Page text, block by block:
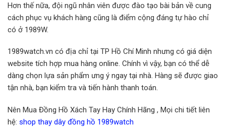
Hơn thế nữa, đội ngũ nhân viên được đào tạo bài bản về cung
cách phục vụ khách hàng cũng là điểm cộng đáng tự hào chỉ
có ở 1989W.
1989watch.vn có địa chỉ tại TP Hồ Chí Minh nhưng có giá diện
website tích hợp mua hàng online. Chính vì vậy, bạn có thể dễ
dàng chọn lựa sản phẩm ưng ý ngay tại nhà. Hàng sẽ được giao
tận nhà, bạn kiểm tra và tiến hành thanh toán.
Nên Mua Đồng Hồ Xách Tay Hay Chính Hãng , Mọi chi tiết liên
hệ: shop thay dây đồng hồ 1989watch